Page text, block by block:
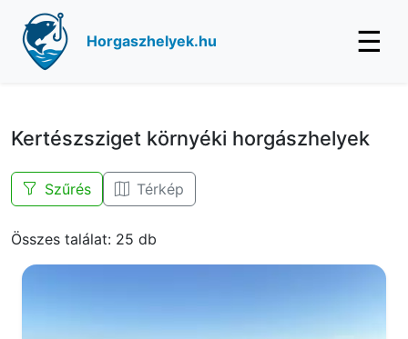
Horgaszhelyek.hu ☰
Kertészsziget környéki horgászhelyek
Szűrés Térkép
Összes találat: 25 db